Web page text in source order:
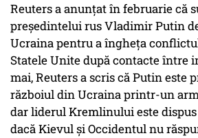
Reuters a anunțat în februarie că
președintelui rus Vladimir Putin
Ucraina pentru a îngheța
Statele Unite după contacte între
mai, Reuters a scris că Putin este
războiul din Ucraina printr-un
dar liderul Kremlinului este
dacă Kievul și Occidentul nu